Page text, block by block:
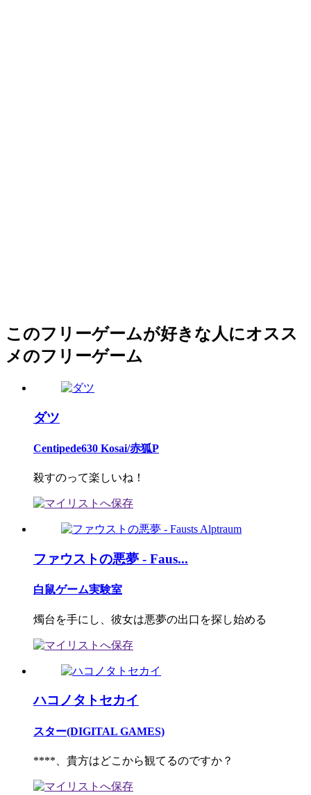
このフリーゲームが好きな人にオスス
メのフリーゲーム
ダツ
Centipede630 Kosai/赤狐P
殺すのって楽しいね！
ファウストの悪夢 - Faus...
白鼠ゲーム実験室
燭台を手にし、彼女は悪夢の出口を探し始める
ハコノタトセカイ
スター(DIGITAL GAMES)
****、貴方はどこから観てるのですか？